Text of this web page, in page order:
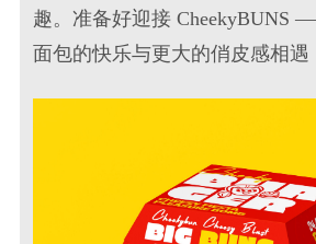
趣。准备好迎接 CheekyBUNS
面包的快乐与更大的俏皮感相遇